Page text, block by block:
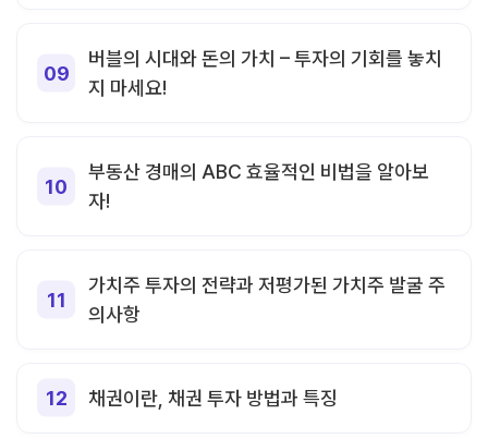
버블의 시대와 돈의 가치 – 투자의 기회를 놓치
지 마세요!
부동산 경매의 ABC 효율적인 비법을 알아보
자!
가치주 투자의 전략과 저평가된 가치주 발굴 주
의사항
채권이란, 채권 투자 방법과 특징